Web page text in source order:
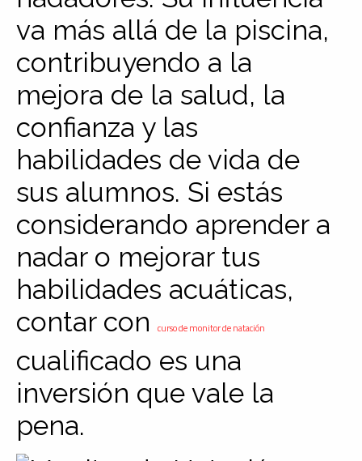
va más allá de la piscina,
contribuyendo a la
mejora de la salud, la
confianza y las
habilidades de vida de
sus alumnos. Si estás
considerando aprender a
nadar o mejorar tus
habilidades acuáticas,
contar con
curso de monitor de natación
cualificado es una
inversión que vale la
pena.